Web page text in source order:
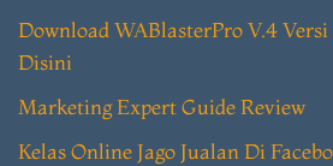
Download WABlasterPro V.4 Versi
Disini
Marketing Expert Guide Review
Kelas Online Jago Jualan Di